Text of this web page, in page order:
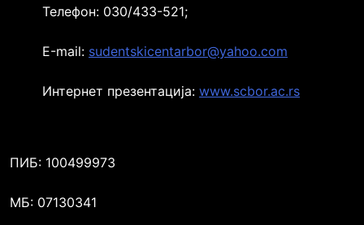
Телефон: 030/433-521;
Е-mail: sudentskicentarbor@yahoo.com
Интернет презентација: www.scbor.ac.rs
ПИБ: 100499973
МБ: 07130341